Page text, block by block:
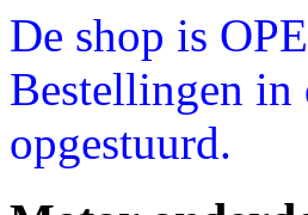
De shop is
Bestellingen in
opgestuurd.